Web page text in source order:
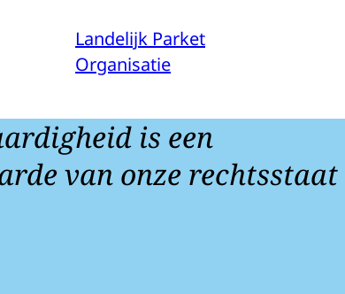
Landelijk Parket
Organisatie
is een
van onze rechtsstaat